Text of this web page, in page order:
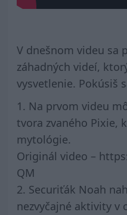
V dnešnom videu sa
záhadných videí,
vysvetlenie. Pokúsiš
1. Na prvom videu
tvora zvaného Pixie,
mytológie.
Originál video –
QM
2. Securiťák Noah
nezvyčajné aktivity v